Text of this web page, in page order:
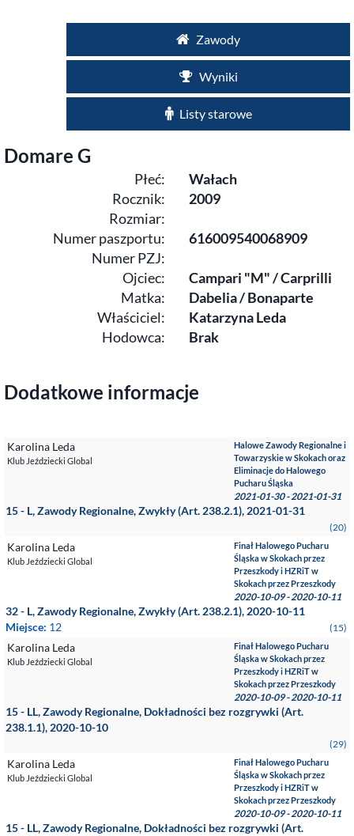
Zawody
Wyniki
Listy starowe
Domare G
Płeć:
Wałach
Rocznik:
2009
Rozmiar:
Numer paszportu:
616009540068909
Numer PZJ:
Ojciec:
Campari "M" / Carprilli
Matka:
Dabelia / Bonaparte
Właściciel:
Katarzyna Leda
Hodowca:
Brak
Dodatkowe informacje
Karolina Leda
Klub Jeździecki Global
Halowe Zawody Regionalne i
Towarzyskie w Skokach oraz
Eliminacje do Halowego
Pucharu Śląska
2021-01-30 - 2021-01-31
15 - L, Zawody Regionalne, Zwykły (Art. 238.2.1), 2021-01-31
(20)
Karolina Leda
Klub Jeździecki Global
Finał Halowego Pucharu
Śląska w Skokach przez
Przeszkody i HZRiT w
Skokach przez Przeszkody
2020-10-09 - 2020-10-11
32 - L, Zawody Regionalne, Zwykły (Art. 238.2.1), 2020-10-11
Miejsce: 12 (15)
Karolina Leda
Klub Jeździecki Global
Finał Halowego Pucharu
Śląska w Skokach przez
Przeszkody i HZRiT w
Skokach przez Przeszkody
2020-10-09 - 2020-10-11
15 - LL, Zawody Regionalne, Dokładności bez rozgrywki (Art.
238.1.1), 2020-10-10
(29)
Karolina Leda
Klub Jeździecki Global
Finał Halowego Pucharu
Śląska w Skokach przez
Przeszkody i HZRiT w
Skokach przez Przeszkody
2020-10-09 - 2020-10-11
15 - LL, Zawody Regionalne, Dokładności bez rozgrywki (Art.